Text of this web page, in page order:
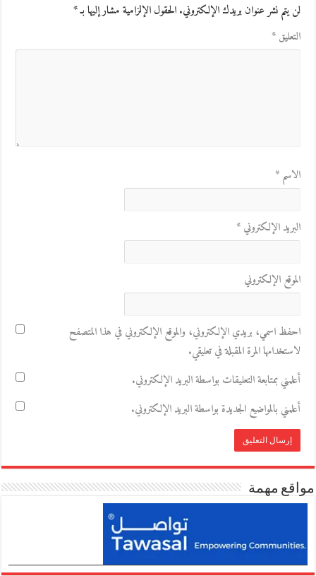
لن يتم نشر عنوان بريدك الإلكتروني.الحقول الإلزامية مشار إليها بـ*
التعليق*
الاسم*
البريد الإلكتروني*
الموقع الإلكتروني
احفظ اسمي، بريدي الإلكتروني، والموقع الإلكتروني في هذا المتصفح
لاستخدامها المرة المقبلة في تعليقي.
أعلمني بمتابعة التعليقات بواسطة البريد الإلكتروني.
أعلمني بالمواضيع الجديدة بواسطة البريد الإلكتروني.
مواقع مهمة